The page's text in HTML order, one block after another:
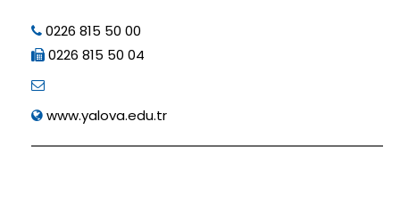
0226 815 50 00
0226 815 50 04
www.yalova.edu.tr